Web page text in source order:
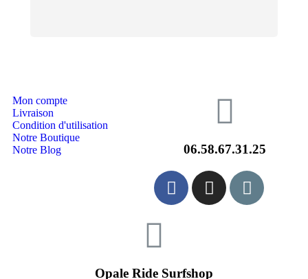
Mon compte
Livraison
Condition d'utilisation
Notre Boutique
Notre Blog
06.58.67.31.25
Opale Ride Surfshop